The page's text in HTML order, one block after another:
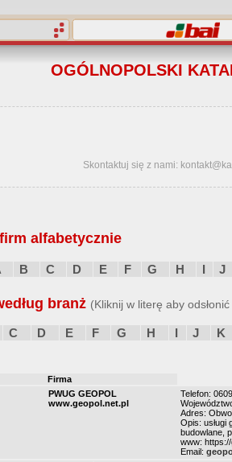
OGÓLNOPOLSKI
Skontaktuj się z nami:
alfabetycznie
B C D E F G H I J
branż (Kliknij w literę aby
C D E F G H I J K
Firma
PWUG GEOPOL
www.geopol.net.pl
Telefon:
Adres:
Opis: usługi
budowlane,
www:
Email: